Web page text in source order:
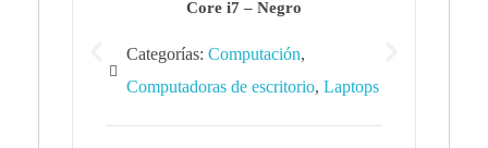
Core i7 – Negro
Categorías: Computación,
Computadoras de escritorio, Laptops